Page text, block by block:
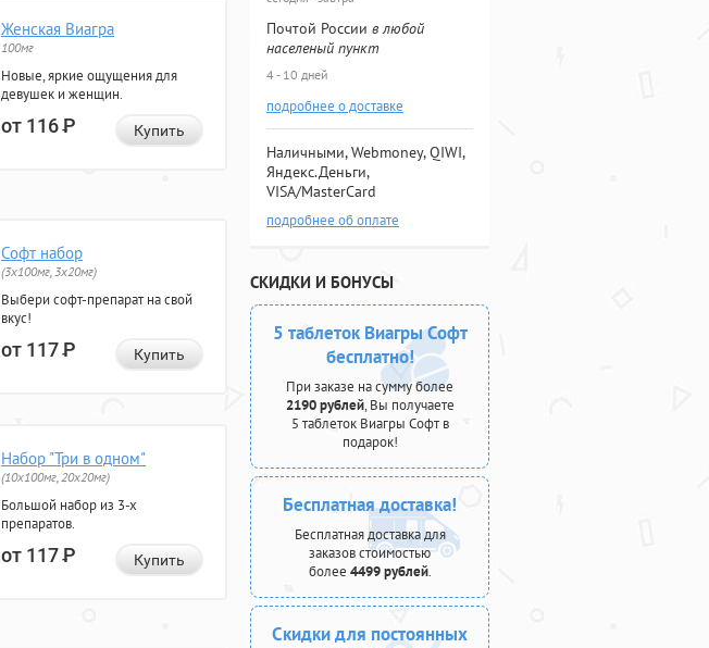
Женская Виагра
100мг
Новые, яркие ощущения для
девушек и женщин.
от 116Р Купить
Софт набор
(3x100мг, 3x20мг)
Выбери софт-препарат на свой
вкус!
от 117Р Купить
Набор "Три в одном"
(10x100мг, 20x20мг)
Большой набор из 3-х
препаратов.
от 117Р Купить
Почтой России в любой
населеный пункт
4 - 10 дней
подробнее о доставке
Наличными, Webmoney, QIWI,
Яндекс.Деньги,
VISA/MasterCard
подробнее об оплате
СКИДКИ И БОНУСЫ
5 таблеток Виагры Софт
бесплатно!
При заказе на сумму более
2190 рублей, Вы получаете
5 таблеток Виагры Софт в
подарок!
Бесплатная доставка!
Бесплатная доставка для
заказов стоимостью
более 4499 рублей.
Скидки для постоянных